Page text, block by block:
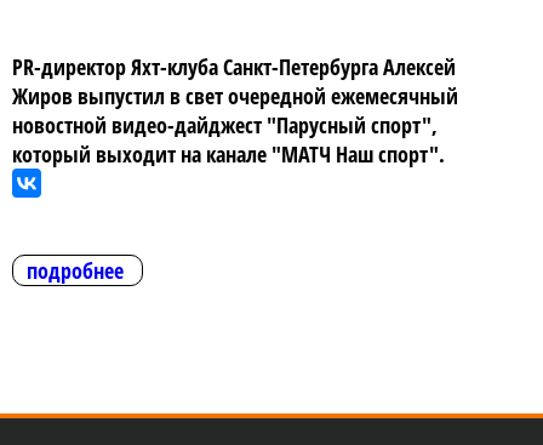
PR-директор Яхт-клуба Санкт-Петербурга Алексей
Жиров выпустил в свет очередной ежемесячный
новостной видео-дайджест "Парусный спорт",
который выходит на канале "МАТЧ Наш спорт".
подробнее